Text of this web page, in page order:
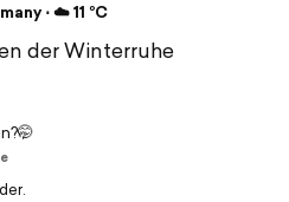
⋅ ☁️ 11 °C
der Winterruhe